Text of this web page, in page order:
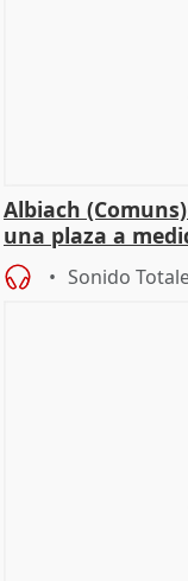
Albiach
una plaza a
Sonido